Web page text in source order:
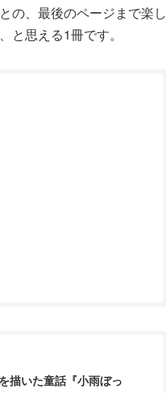
の、最後のページまで楽し
と思える1冊です。
描いた童話『小雨ぼっ